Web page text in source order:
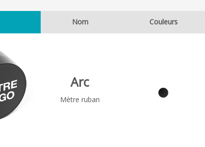
Nom Couleurs
Arc
Mètre ruban